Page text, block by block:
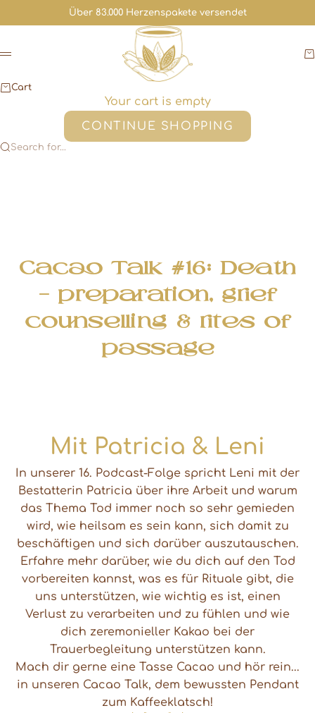
Skip to contentÜber 83.000 Herzenspakete versendet
Cacaoloves.me
Menu
Cart
Your cart is empty
CONTINUE SHOPPING
Search for...
Cacao Talk #16: Death
- preparation, grief
counselling & rites of
passage
Mit Patricia & Leni
In unserer 16. Podcast-Folge spricht Leni mit der
Bestatterin Patricia über ihre Arbeit und warum
das Thema Tod immer noch so sehr gemieden
wird, wie heilsam es sein kann, sich damit zu
beschäftigen und sich darüber auszutauschen.
Erfahre mehr darüber, wie du dich auf den Tod
vorbereiten kannst, was es für Rituale gibt, die
uns unterstützen, wie wichtig es ist, einen
Verlust zu verarbeiten und zu fühlen und wie
dich zeremonieller Kakao bei der
Trauerbegleitung unterstützen kann.
Mach dir gerne eine Tasse Cacao und hör rein...
in unseren Cacao Talk, dem bewussten Pendant
zum Kaffeeklatsch!